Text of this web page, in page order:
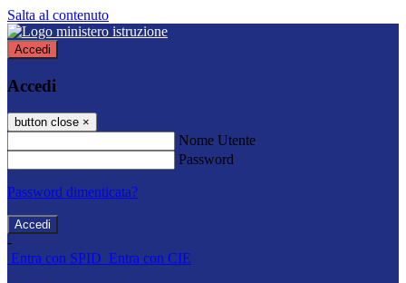
Salta al contenuto
Accedi
Accedi
button close ×
Nome Utente
Password
Password dimenticata?
-
Entra con SPID Entra con CIE